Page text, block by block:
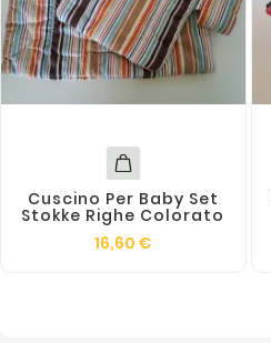
Cuscino Per Baby Set
Stokke Righe Colorato
16,60 €